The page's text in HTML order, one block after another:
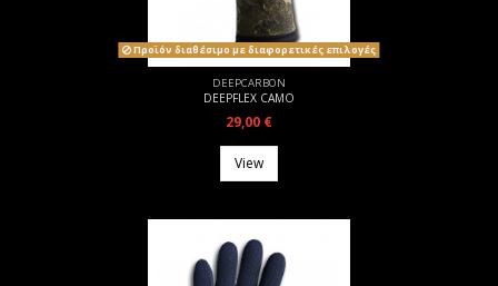
Προϊόν διαθέσιμο με διαφορετικές επιλογές
DEEPCARBON
DEEPFLEX CAMO
29,00 €
View